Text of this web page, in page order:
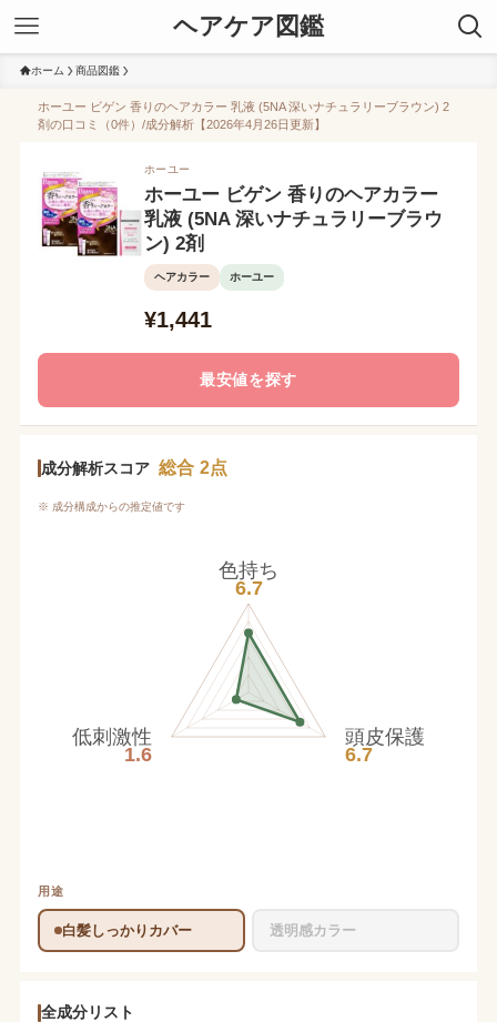
ヘアケア図鑑
ホーム 商品図鑑
ホーユー ビゲン 香りのヘアカラー 乳液 (5NA 深いナチュラリーブラウン) 2
剤の口コミ（0件）/成分解析【2026年4月26日更新】
ホーユー
ホーユー ビゲン 香りのヘアカラー
乳液 (5NA 深いナチュラリーブラウ
ン) 2剤
ヘアカラー ホーユー
¥1,441
最安値を探す
成分解析スコア 総合 2点
※ 成分構成からの推定値です
色持ち
6.7
頭皮保護
6.7
低刺激性
1.6
用途
白髪しっかりカバー 透明感カラー
全成分リスト